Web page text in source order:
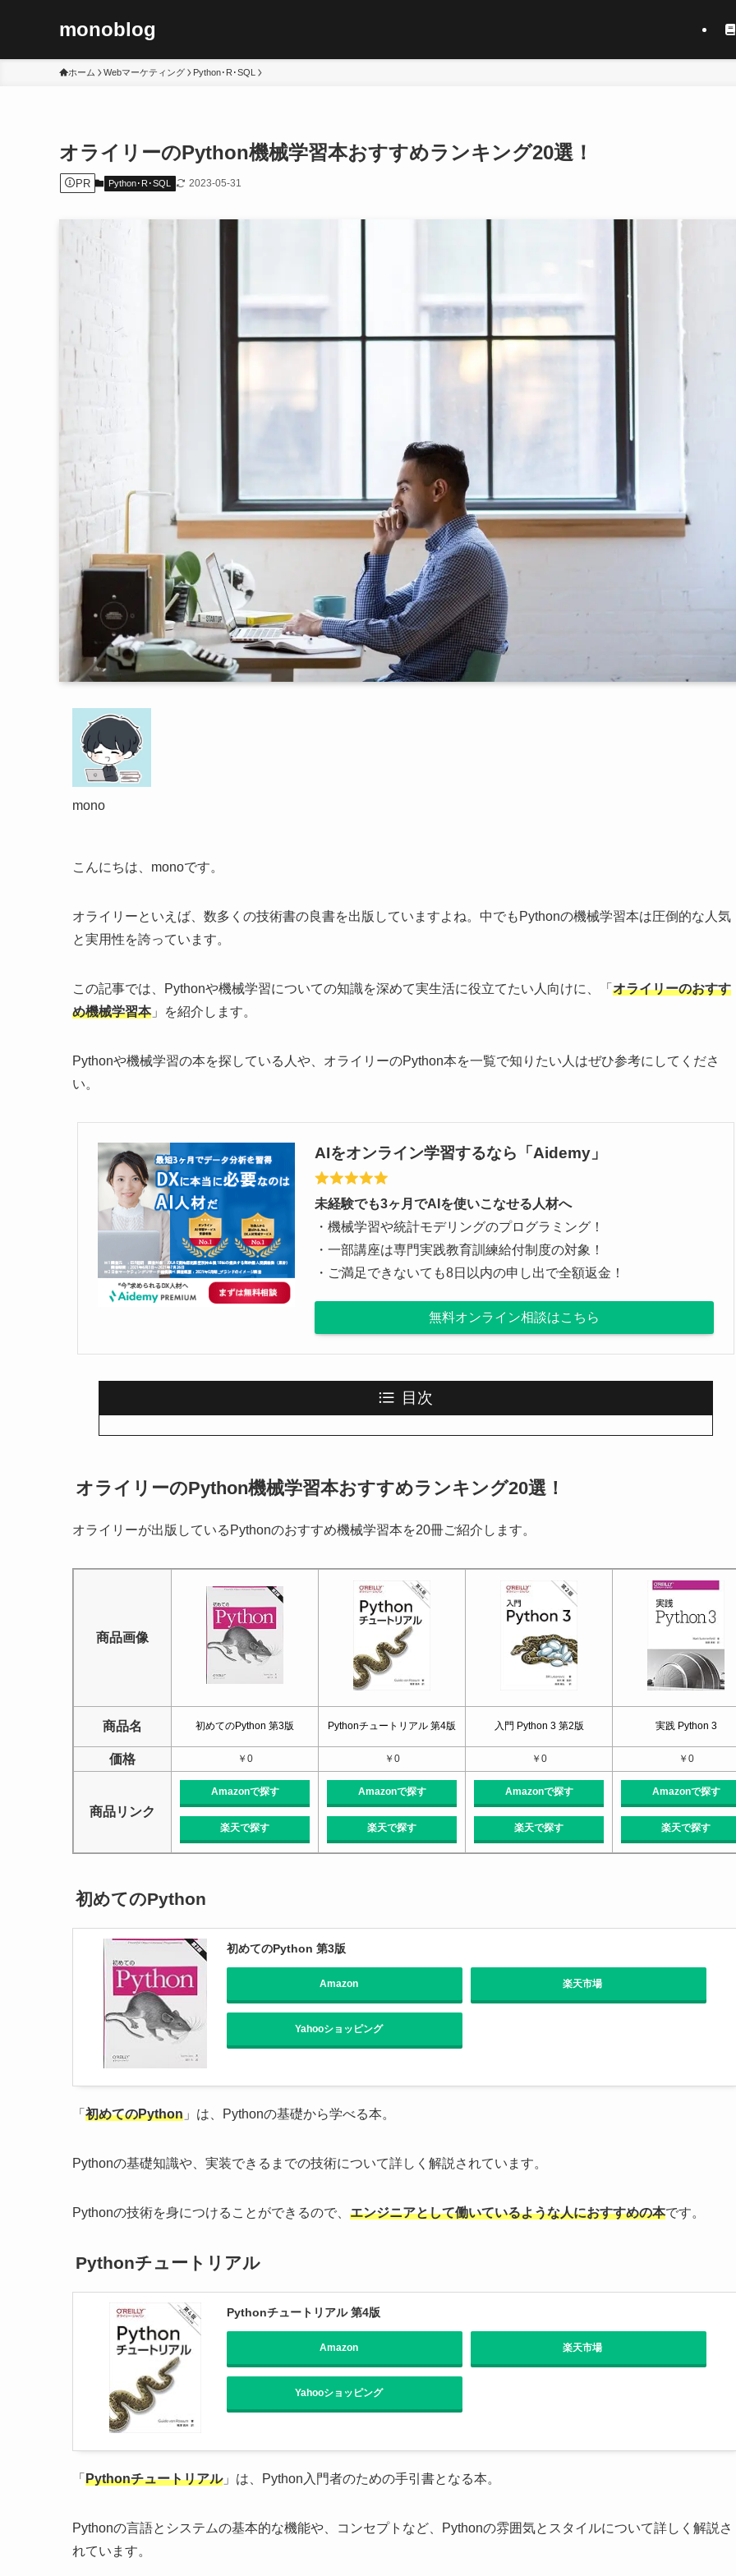
monoblog
ホーム Webマーケティング Python･R･SQL
オライリーのPython機械学習本おすすめランキング20選！
PR Python･R･SQL 2023-05-31
mono
こんにちは、monoです。
オライリーといえば、数多くの技術書の良書を出版していますよね。中でもPythonの機械学習本は圧倒的な人気
と実用性を誇っています。
この記事では、Pythonや機械学習についての知識を深めて実生活に役立てたい人向けに、「 オライリーのおすす
め機械学習本」を紹介します。
Pythonや機械学習の本を探している人や、オライリーのPython本を一覧で知りたい人はぜひ参考にしてくださ
い。
AIをオンライン学習するなら「Aidemy」
未経験でも3ヶ月でAIを使いこなせる人材へ
・機械学習や統計モデリングのプログラミング！
・一部講座は専門実践教育訓練給付制度の対象！
・ご満足できないても8日以内の申し出で全額返金！
無料オンライン相談はこちら
目次
オライリーのPython機械学習本おすすめランキング20選！
オライリーが出版しているPythonのおすすめ機械学習本を20冊ご紹介します。
商品画像
商品名 初めてのPython 第3版 Pythonチュートリアル 第4版 入門 Python 3 第2版 実践 Python 3
価格 ￥0 ￥0 ￥0 ￥0
商品リンク
Amazonで探す
楽天で探す
Amazonで探す
楽天で探す
Amazonで探す
楽天で探す
Amazonで探す
楽天で探す
初めてのPython
初めてのPython 第3版
Amazon 楽天市場
Yahooショッピング
「 初めてのPython 」は、Pythonの基礎から学べる本。
Pythonの基礎知識や、実装できるまでの技術について詳しく解説されています。
Pythonの技術を身につけることができるので、 エンジニアとして働いているような人におすすめの本です。
Pythonチュートリアル
Pythonチュートリアル 第4版
Amazon 楽天市場
Yahooショッピング
「 Pythonチュートリアル」は、Python入門者のための手引書となる本。
Pythonの言語とシステムの基本的な機能や、コンセプトなど、Pythonの雰囲気とスタイルについて詳しく解説さ
れています。